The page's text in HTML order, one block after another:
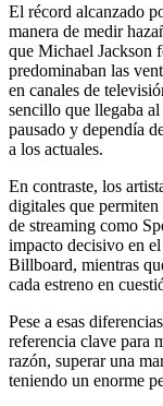
El récord alcanzado
manera de medir
que Michael Jackson
predominaban las
en canales de
sencillo que llegaba
pausado y dependía
a los actuales.
En contraste, los
digitales que
de streaming como
impacto decisivo en
Billboard, mientras
cada estreno en
Pese a esas
referencia clave para
razón, superar una
teniendo un enorme